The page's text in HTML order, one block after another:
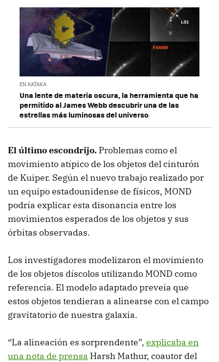
EN XATAKA
Una lente de materia oscura, la herramienta que ha
permitido al James Webb descubrir una de las
estrellas más luminosas del universo
El último escondrijo. Problemas como el
movimiento atípico de los objetos del cinturón
de Kuiper. Según el nuevo trabajo realizado por
un equipo estadounidense de físicos, MOND
podría explicar esta disonancia entre los
movimientos esperados de los objetos y sus
órbitas observadas.
Los investigadores modelizaron el movimiento
de los objetos díscolos utilizando MOND como
referencia. El modelo adaptado preveía que
estos objetos tendieran a alinearse con el campo
gravitatorio de nuestra galaxia.
“La alineación es sorprendente”, explicaba en
una nota de prensa Harsh Mathur, coautor del